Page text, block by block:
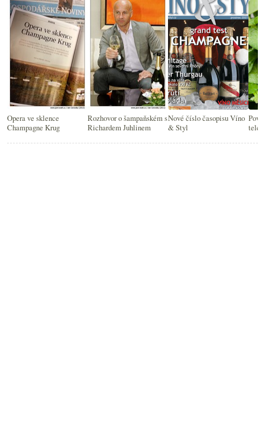
Opera ve sklence
Champagne Krug
Rozhovor o šampaňském s
Richardem Juhlinem
Nové číslo časopisu Víno
& Styl